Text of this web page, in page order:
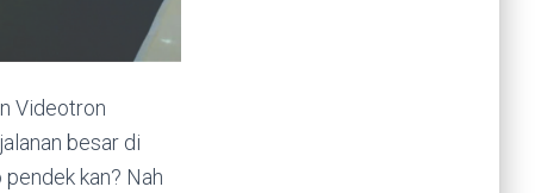
Videotron
besar di
kan? Nah